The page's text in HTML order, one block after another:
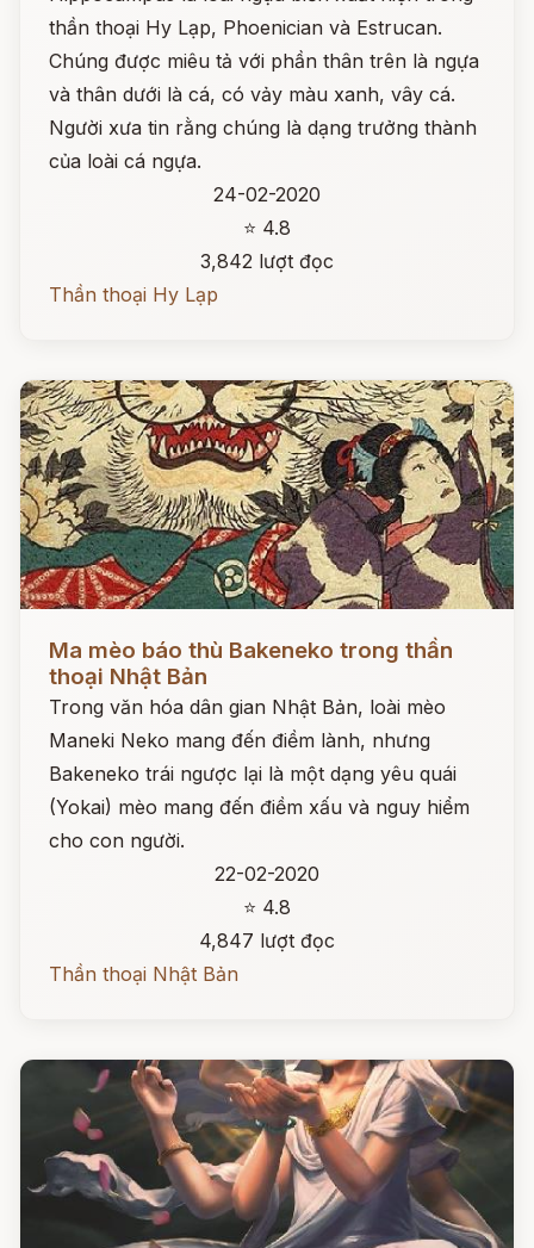
thần thoại Hy Lạp, Phoenician và Estrucan.
Chúng được miêu tả với phần thân trên là ngựa
và thân dưới là cá, có vảy màu xanh, vây cá.
Người xưa tin rằng chúng là dạng trưởng thành
của loài cá ngựa.
24-02-2020
⭐ 4.8
3,842 lượt đọc
Thần thoại Hy Lạp
Ma mèo báo thù Bakeneko trong thần
thoại Nhật Bản
Trong văn hóa dân gian Nhật Bản, loài mèo
Maneki Neko mang đến điềm lành, nhưng
Bakeneko trái ngược lại là một dạng yêu quái
(Yokai) mèo mang đến điềm xấu và nguy hiểm
cho con người.
22-02-2020
⭐ 4.8
4,847 lượt đọc
Thần thoại Nhật Bản